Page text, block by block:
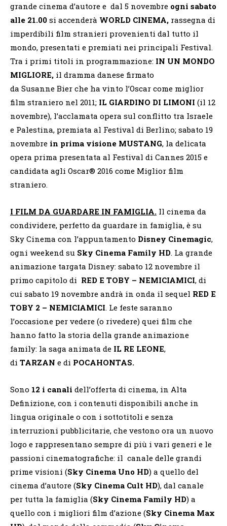
grande cinema d’autore e dal 5 novembre ogni sabato
alle 21.00 si accenderà WORLD CINEMA, rassegna di
imperdibili film stranieri provenienti dal tutto il
mondo, presentati e premiati nei principali Festival.
Tra i primi titoli in programmazione: IN UN MONDO
MIGLIORE, il dramma danese firmato
da Susanne Bier che ha vinto l’Oscar come miglior
film straniero nel 2011; IL GIARDINO DI LIMONI (il 12
novembre), l’acclamata opera sul conflitto tra Israele
e Palestina, premiata al Festival di Berlino; sabato 19
novembre in prima visione MUSTANG, la delicata
opera prima presentata al Festival di Cannes 2015 e
candidata agli Oscar® 2016 come Miglior film
straniero.
I FILM DA GUARDARE IN FAMIGLIA. Il cinema da
condividere, perfetto da guardare in famiglia, è su
Sky Cinema con l’appuntamento Disney Cinemagic,
ogni weekend su Sky Cinema Family HD. La grande
animazione targata Disney: sabato 12 novembre il
primo capitolo di RED E TOBY – NEMICIAMICI, di
cui sabato 19 novembre andrà in onda il sequel RED E
TOBY 2 – NEMICIAMICI. Le feste saranno
l’occasione per vedere (o rivedere) quei film che
hanno fatto la storia della grande animazione
family: la saga animata de IL RE LEONE,
di TARZAN e di POCAHONTAS.
Sono 12 i canali dell’offerta di cinema, in Alta
Definizione, con i contenuti disponibili anche in
lingua originale o con i sottotitoli e senza
interruzioni pubblicitarie, che vestono ora un nuovo
logo e rappresentano sempre di più i vari generi e le
passioni cinematografiche: il canale delle grandi
prime visioni (Sky Cinema Uno HD) a quello del
cinema d’autore (Sky Cinema Cult HD), dal canale
per tutta la famiglia (Sky Cinema Family HD) a
quello con i migliori film d’azione (Sky Cinema Max